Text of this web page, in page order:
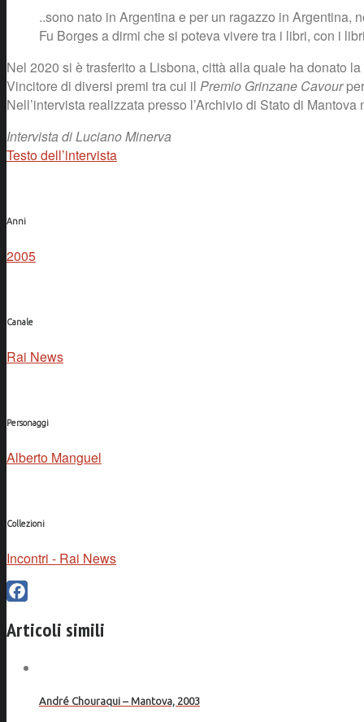
..sono nato in Argentina e per un ragazzo in Argentina,
Fu Borges a dirmi che si poteva vivere tra i libri, con i
Nel 2020 si è trasferito a Lisbona, città alla quale ha donato
Vincitore di diversi premi tra cui il Premio Grinzane Cavour
Nell’intervista realizzata presso l’Archivio di Stato di
Intervista di Luciano Minerva
Testo dell’intervista
Anni
2005
Canale
Rai News
Personaggi
Alberto Manguel
Collezioni
Incontri - Rai News
Articoli simili
André Chouraqui – Mantova, 2003